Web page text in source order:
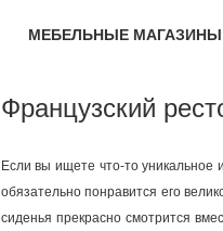
МЕБЕЛЬНЫЕ МАГАЗИНЫ
Французский
Если вы ищете что-то уникальное
обязательно понравится его
сиденья прекрасно смотрится